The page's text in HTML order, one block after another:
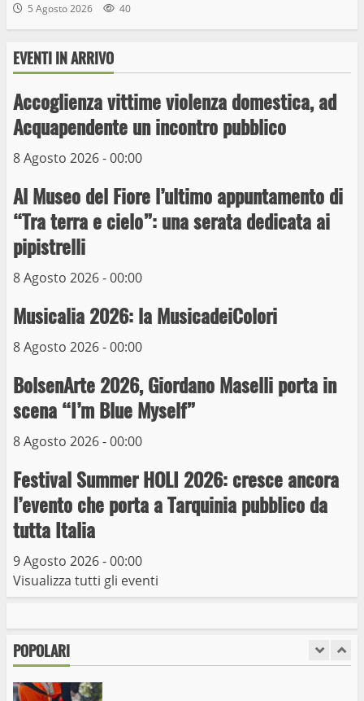
5 Agosto 2026 40
EVENTI IN ARRIVO
Accoglienza vittime violenza domestica, ad
Acquapendente un incontro pubblico
8 Agosto 2026 - 00:00
Al Museo del Fiore l’ultimo appuntamento di
“Tra terra e cielo”: una serata dedicata ai
pipistrelli
8 Agosto 2026 - 00:00
Musicalia 2026: la MusicadeiColori
8 Agosto 2026 - 00:00
BolsenArte 2026, Giordano Maselli porta in
scena “I’m Blue Myself”
8 Agosto 2026 - 00:00
Festival Summer HOLI 2026: cresce ancora
l’evento che porta a Tarquinia pubblico da
tutta Italia
9 Agosto 2026 - 00:00
Visualizza tutti gli eventi
POPOLARI
3
9 Maggio 2023
4
La Polizia di Stato arresta il ladro seriale
delle auto in sosta a Viterbo
10 Maggio 2023
Prorogata la mostra dei bozzetti di
Museo dei Portici
6
Trasporto pubblico locale, trasferimento
capolinea al terminal Riello dal 15 al 17
giugno
15 Giugno 2023
Giochi Sportivi Studenteschi di Atletica a
Viterbo
I Carabinieri arrestano due giovani per
stupefacenti